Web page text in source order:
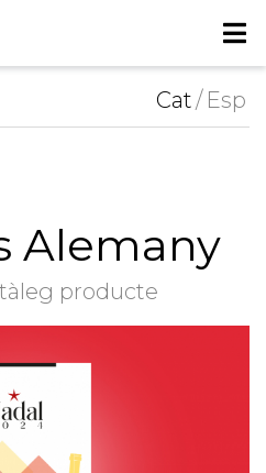
Cat/ Esp
Alemany
producte